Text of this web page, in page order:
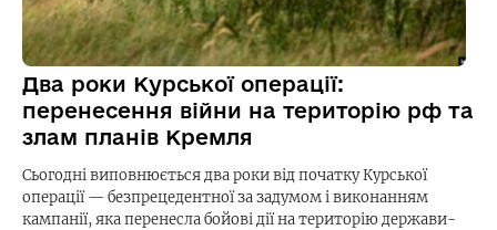
Два роки Курської операції:
перенесення війни на територію рф та
злам планів Кремля
Сьогодні виповнюється два роки від початку Курської
операції — безпрецедентної за задумом і виконанням
кампанії, яка перенесла бойові дії на територію держави-